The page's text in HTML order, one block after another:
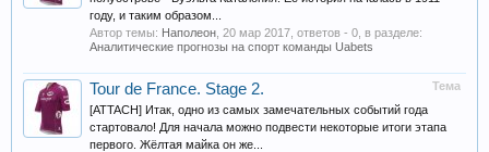
году, и таким образом...
Автор темы: Наполеон 20 мар 2017 , ответов - 0, в разделе:
Аналитические прогнозы на спорт команды Uabets
Тема
Tour de France. Stage 2.
[ATTACH] Итак, одно из самых замечательных событий года
стартовало! Для начала можно подвести некоторые итоги этапа
первого. Жёлтая майка он же...